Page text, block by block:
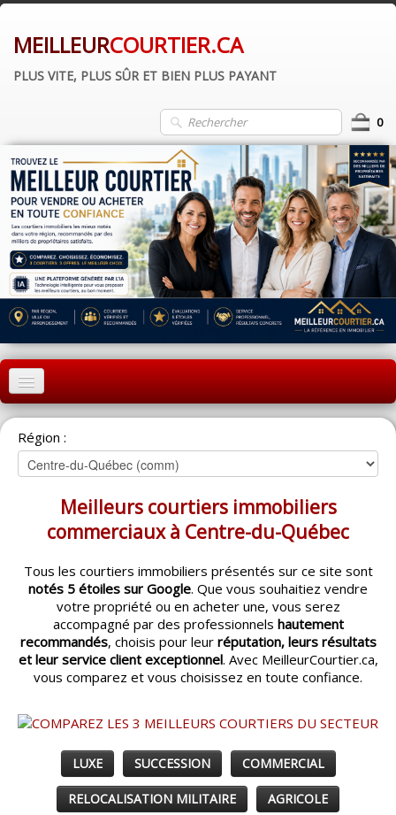
MEILLEURCOURTIER.CA
PLUS VITE, PLUS SÛR ET BIEN PLUS PAYANT
0
ACCUEIL
MONTRÉAL
QUÉBEC
CATÉGORIES▼
ACHETEUR / VENDEUR▼
ENTREPRENEURS▼
ESPACE COURTIER ▼
Région :
Meilleurs courtiers immobiliers
commerciaux à Centre-du-Québec
Tous les courtiers immobiliers présentés sur ce site sont
notés 5 étoiles sur Google. Que vous souhaitiez vendre
votre propriété ou en acheter une, vous serez
accompagné par des professionnels hautement
recommandés, choisis pour leur réputation, leurs résultats
et leur service client exceptionnel. Avec MeilleurCourtier.ca,
vous comparez et vous choisissez en toute confiance.
LUXE SUCCESSION COMMERCIAL
RELOCALISATION MILITAIRE AGRICOLE